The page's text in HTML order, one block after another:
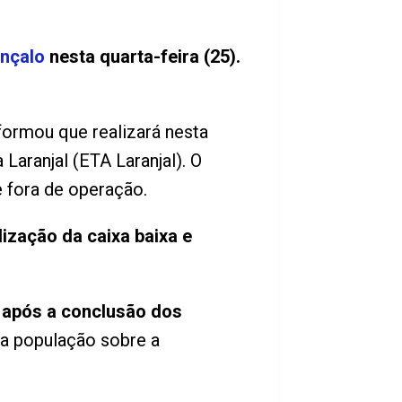
nesta quarta-feira (25).
que realizará nesta
(ETA Laranjal). O
fora de operação.
da caixa baixa e
a conclusão dos
população sobre a